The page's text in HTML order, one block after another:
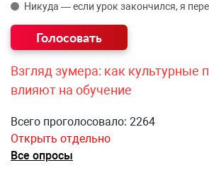
Никуда — если урок закончился, я
Взгляд зумера: как культурные
влияют на обучение
Всего проголосовало: 2264
Открыть отдельно
Все опросы